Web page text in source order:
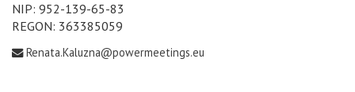
NIP: 952-139-65-83
REGON: 363385059
Renata.Kaluzna@powermeetings.eu